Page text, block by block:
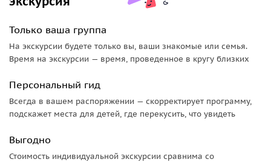
Только ваша группа
На экскурсии будете только вы, ваши знакомые или семья.
Время на экскурсии — время, проведенное в кругу близких
Персональный гид
Всегда в вашем распоряжении — скорректирует программу,
подскажет места для детей, где перекусить, что увидеть
Выгодно
Стоимость индивидуальной экскурсии сравнима со